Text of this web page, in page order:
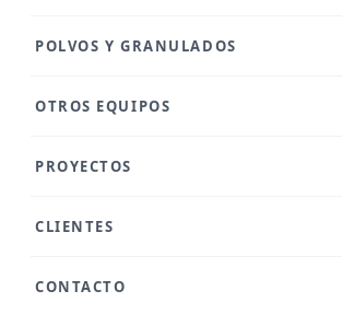
POLVOS Y GRANULADOS
OTROS EQUIPOS
PROYECTOS
CLIENTES
CONTACTO